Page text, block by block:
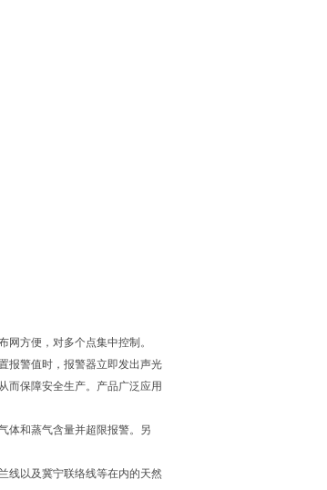
方便，对多个点集中控制。
报警值时，报警器立即发出声光
而保障安全生产。产品广泛应用
体和蒸气含量并超限报警。另
线以及冀宁联络线等在内的天然